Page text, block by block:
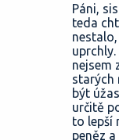
Páni,
teda
nejsem
starých
být
určitě
to lepší
peněz